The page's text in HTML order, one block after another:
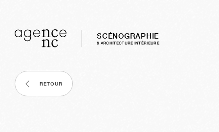
SCÉNOGRAPHIE
& ARCHITECTURE INTÈRIEURE
RETOUR